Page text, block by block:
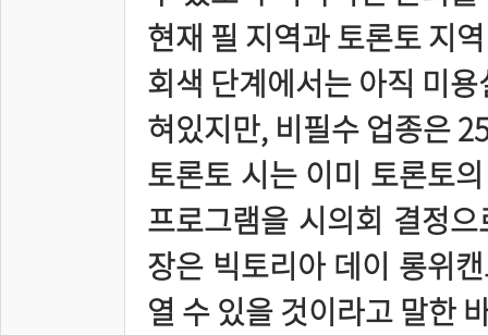
현재 필 지역과 토론토 지
회색 단계에서는 아직 미
혀있지만, 비필수 업종은
토론토 시는 이미 토론토
프로그램을 시의회 결정
장은 빅토리아 데이 롱위
열 수 있을 것이라고 말한